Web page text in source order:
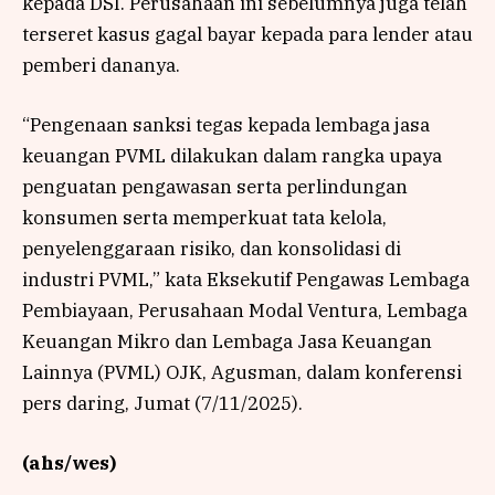
terseret kasus gagal bayar kepada para lender atau
pemberi dananya.
“Pengenaan sanksi tegas kepada lembaga jasa
keuangan PVML dilakukan dalam rangka upaya
penguatan pengawasan serta perlindungan
konsumen serta memperkuat tata kelola,
penyelenggaraan risiko, dan konsolidasi di
industri PVML,” kata Eksekutif Pengawas Lembaga
Pembiayaan, Perusahaan Modal Ventura, Lembaga
Keuangan Mikro dan Lembaga Jasa Keuangan
Lainnya (PVML) OJK, Agusman, dalam konferensi
pers daring, Jumat (7/11/2025).
(ahs/wes)